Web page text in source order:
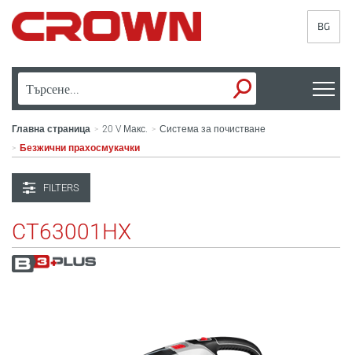
BG
Главна страница > 20 V Макс. > Система за почистване
> Безжични прахосмукачки
FILTERS
CT63001HX